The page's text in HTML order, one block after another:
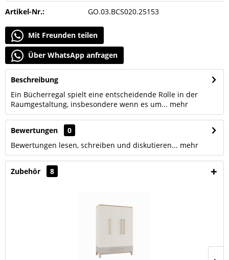
Artikel-Nr.: GO.03.BCS020.25153
Mit Freunden teilen
Über WhatsApp anfragen
Beschreibung
Ein Bücherregal spielt eine entscheidende Rolle in der
Raumgestaltung, insbesondere wenn es um... mehr
Bewertungen
0
Bewertungen lesen, schreiben und diskutieren... mehr
Zubehör 8